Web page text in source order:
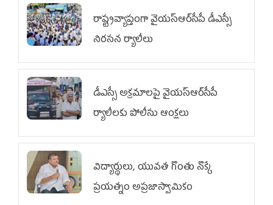
రాష్ట్రవ్యాప్తంగా వైయ‌స్ఆర్‌సీపీ డీఎస్సీ
నిరసన ర్యాలీలు
డీఎస్సీ అక్రమాలపై వైయ‌స్ఆర్‌సీపీ
ర్యాలీలకు పోలీసు ఆంక్షలు
విద్యార్థులు, యువత గొంతు నొక్కే
ప్రయత్నం అప్రజాస్వామికం